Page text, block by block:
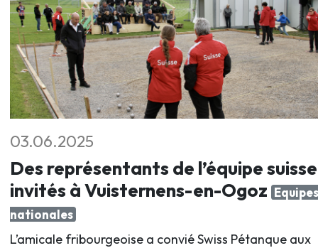
03.06.2025
Des représentants de l’équipe suisse
invités à Vuisternens-en-Ogoz Equipes
nationales
L’amicale fribourgeoise a convié Swiss Pétanque aux